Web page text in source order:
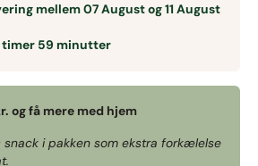
mellem 07 August og 11 August
timer 59 minutter
og få mere med hjem
i pakken som ekstra forkælelse